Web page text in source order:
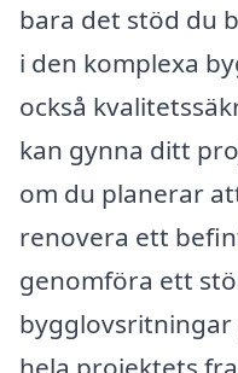
bara det stöd du
i den komplexa
också
kan gynna ditt
om du planerar
renovera ett
genomföra ett